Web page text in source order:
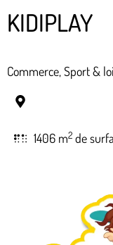
KIDIPLAY
Commerce, Sport &
1406 m2 de